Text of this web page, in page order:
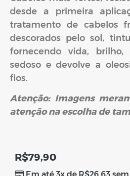
R$79,90
Em até 3x de R$26,63sem
À vista R$75,91 no Pix
Detalhes do parcelamento